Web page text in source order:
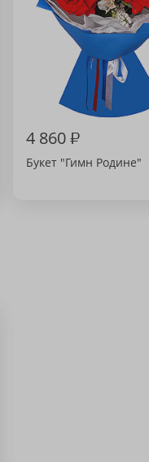
4 860₽
Букет "Гимн Родине"